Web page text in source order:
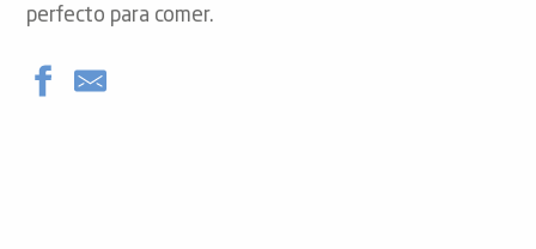
perfecto para comer.